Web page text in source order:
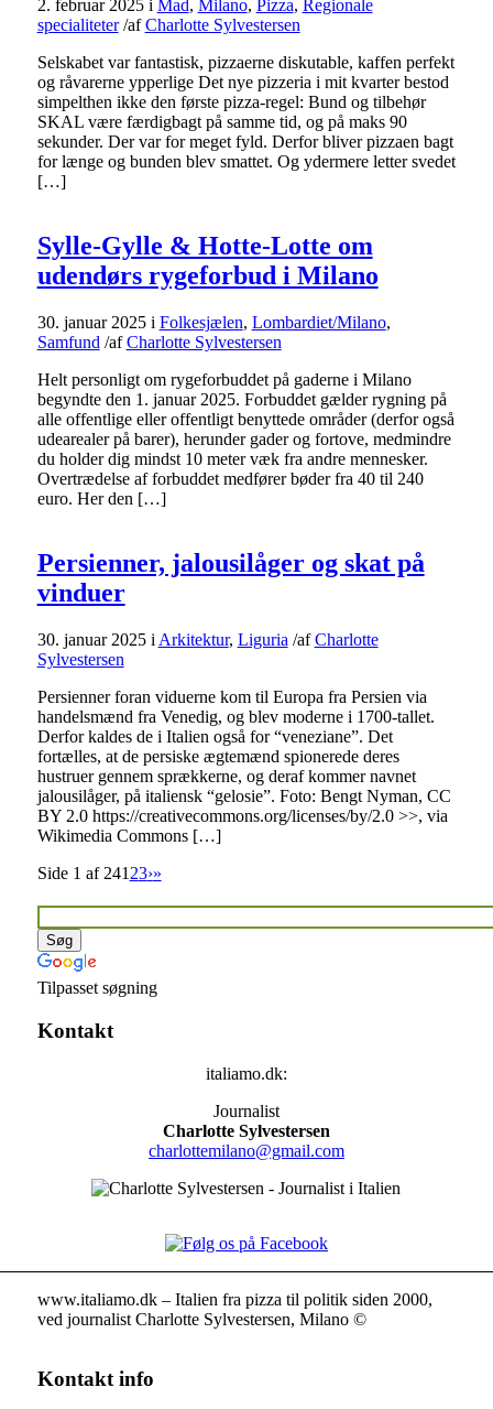
2. februar 2025 i Mad, Milano, Pizza, Regionale
specialiteter /afCharlotte Sylvestersen
Selskabet var fantastisk, pizzaerne diskutable, kaffen perfekt
og råvarerne ypperlige Det nye pizzeria i mit kvarter bestod
simpelthen ikke den første pizza-regel: Bund og tilbehør
SKAL være færdigbagt på samme tid, og på maks 90
sekunder. Der var for meget fyld. Derfor bliver pizzaen bagt
for længe og bunden blev smattet. Og ydermere letter svedet
[…]
Sylle-Gylle & Hotte-Lotte om
udendørs rygeforbud i Milano
30. januar 2025 i Folkesjælen, Lombardiet/Milano,
Samfund /afCharlotte Sylvestersen
Helt personligt om rygeforbuddet på gaderne i Milano
begyndte den 1. januar 2025. Forbuddet gælder rygning på
alle offentlige eller offentligt benyttede områder (derfor også
udearealer på barer), herunder gader og fortove, medmindre
du holder dig mindst 10 meter væk fra andre mennesker.
Overtrædelse af forbuddet medfører bøder fra 40 til 240
euro. Her den […]
Persienner, jalousilåger og skat på
vinduer
30. januar 2025 i Arkitektur, Liguria /afCharlotte
Sylvestersen
Persienner foran viduerne kom til Europa fra Persien via
handelsmænd fra Venedig, og blev moderne i 1700-tallet.
Derfor kaldes de i Italien også for “veneziane”. Det
fortælles, at de persiske ægtemænd spionerede deres
hustruer gennem sprækkerne, og deraf kommer navnet
jalousilåger, på italiensk “gelosie”. Foto: Bengt Nyman, CC
BY 2.0 https://creativecommons.org/licenses/by/2.0 >>, via
Wikimedia Commons […]
Side 1 af 241 23›»
Tilpasset søgning
Kontakt
italiamo.dk:
Journalist
Charlotte Sylvestersen
charlottemilano@gmail.com
www.italiamo.dk – Italien fra pizza til politik siden 2000,
ved journalist Charlotte Sylvestersen, Milano ©
Kontakt info